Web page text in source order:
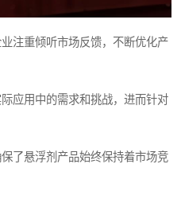
注重倾听市场反馈，不断优化产
应用中的需求和挑战，进而针对
了悬浮剂产品始终保持着市场竞